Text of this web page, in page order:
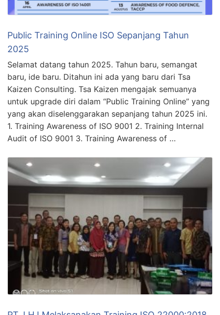
Public Training Online ISO Sepanjang Tahun
2025
Selamat datang tahun 2025. Tahun baru, semangat
baru, ide baru. Ditahun ini ada yang baru dari Tsa
Kaizen Consulting. Tsa Kaizen mengajak semuanya
untuk upgrade diri dalam “Public Training Online” yang
yang akan diselenggarakan sepanjang tahun 2025 ini.
1. Training Awareness of ISO 9001 2. Training Internal
Audit of ISO 9001 3. Training Awareness of …